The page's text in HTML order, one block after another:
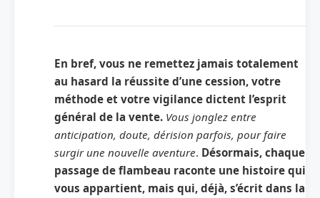
En bref, vous ne remettez jamais totalement
au hasard la réussite d’une cession, votre
méthode et votre vigilance dictent l’esprit
général de la vente. Vous jonglez entre
anticipation, doute, dérision parfois, pour faire
surgir une nouvelle aventure. Désormais, chaque
passage de flambeau raconte une histoire qui
vous appartient, mais qui, déjà, s’écrit dans la